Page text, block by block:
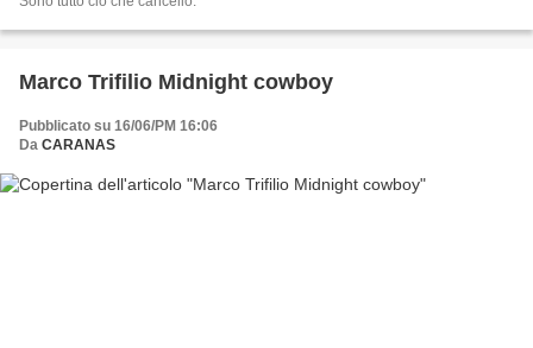
Marco Trifilio Midnight cowboy
Pubblicato su 16/06/PM 16:06
Da CARANAS